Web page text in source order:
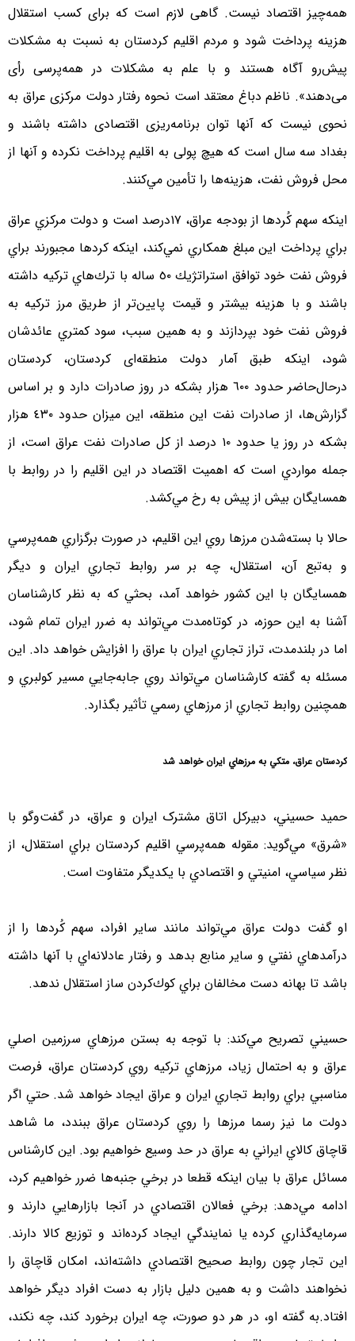
همه‌چیز اقتصاد نیست. گاهی لازم است که برای کسب استقلال
هزینه پرداخت شود و مردم اقلیم کردستان به نسبت به مشکلات
پیش‌رو آگاه هستند و با علم به مشکلات در همه‌پرسی رأی
می‌دهند». ناظم دباغ معتقد است نحوه رفتار دولت مرکزی عراق به
نحوی نیست که آنها توان برنامه‌ریزی اقتصادی داشته باشند و
بغداد سه سال است که هیچ پولی به اقلیم پرداخت نكرده و آنها از
محل فروش نفت، هزینه‌ها را تأمین مي‌كنند.
اينكه سهم كُردها از بودجه عراق، ١٧درصد است و دولت مركزي عراق
براي پرداخت اين مبلغ همكاري نمي‌‌كند، اينكه كردها مجبورند براي
فروش نفت خود توافق استراتژيك ٥٠ ساله با ترك‌هاي تركيه داشته
باشند و با هزينه بيشتر و قيمت پايين‌تر از طريق مرز تركيه به
فروش نفت خود بپردازند و به همين سبب، سود كمتري عائدشان
شود، اينكه طبق آمار دولت منطقه‌ای کردستان، کردستان
درحال‌حاضر حدود ٦٠٠ هزار بشکه در روز صادرات دارد و بر اساس
گزارش‌ها، از صادرات نفت اين منطقه، اين ميزان حدود ٤٣٠ هزار
بشکه در روز یا حدود ١٠ درصد از کل صادرات نفت عراق است، از
جمله مواردي است كه اهميت اقتصاد در اين اقليم را در روابط با
همسايگان بيش از پيش به رخ مي‌كشد.
حالا با بسته‌شدن مرزها روي اين اقليم، در صورت برگزاري همه‌پرسي
و به‌تبع آن، استقلال، چه بر سر روابط تجاري ايران و ديگر
همسايگان با اين كشور خواهد آمد، بحثي كه به نظر كارشناسان
آشنا به اين حوزه، در كوتاه‌مدت مي‌تواند به ضرر ايران تمام شود،
اما در بلندمدت، تراز تجاري ايران با عراق را افزايش خواهد داد. اين
مسئله به گفته كارشناسان مي‌تواند روي جابه‌جايي مسير كولبري و
همچنين روابط تجاري از مرزهاي رسمي تأثير بگذارد.
كردستان عراق، متكي به مرزهاي ايران خواهد شد
حميد حسيني، دبیرکل اتاق مشترک ايران و عراق، در گفت‌وگو با
«شرق» مي‌گويد: مقوله همه‌پرسي اقليم كردستان براي استقلال، از
نظر سياسي، امنيتي و اقتصادي با يكديگر متفاوت است.
او گفت دولت عراق مي‌تواند مانند ساير افراد، سهم كُردها را از
درآمدهاي نفتي و ساير منابع بدهد و رفتار عادلانه‌اي با آنها داشته
باشد تا بهانه دست مخالفان براي كوك‌كردن ساز استقلال ندهد.
حسيني تصريح مي‌كند: با توجه به بستن مرزهاي سرزمين اصلي
عراق و به احتمال زياد، مرزهاي تركيه روي كردستان عراق، فرصت
مناسبي براي روابط تجاري ايران و عراق ايجاد خواهد شد. حتي اگر
دولت ما نيز رسما مرزها را روي كردستان عراق ببندد، ما شاهد
قاچاق كالاي ايراني به عراق در حد وسيع خواهيم بود. اين كارشناس
مسائل عراق با بيان اينكه قطعا در برخي جنبه‌ها ضرر خواهيم كرد،
ادامه مي‌دهد: برخي فعالان اقتصادي در آنجا بازارهايي دارند و
سرمايه‌گذاري كرده يا نمايندگي ايجاد كرده‌اند و توزيع كالا دارند.
اين تجار چون روابط صحيح اقتصادي داشته‌اند، امكان قاچاق را
نخواهند داشت و به همين دليل بازار به دست افراد ديگر خواهد
افتاد.به گفته او، در هر دو صورت، چه ايران برخورد كند، چه نكند،